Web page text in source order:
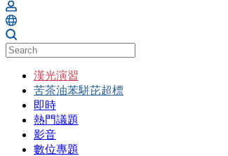
漢光演習
苦茶油苯駢芘超標
即時
熱門議題
影音
數位專題